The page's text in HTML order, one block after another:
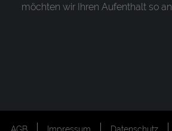
möchten wir Ihren Aufenthalt so
AGB Impressum Datenschutz